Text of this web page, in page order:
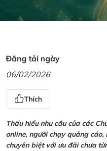
Đăng tải ngày
06/02/2026
Thích
Thấu hiểu nhu cầu của các
online, người chạy quảng
chuyên biệt với ưu đãi chưa